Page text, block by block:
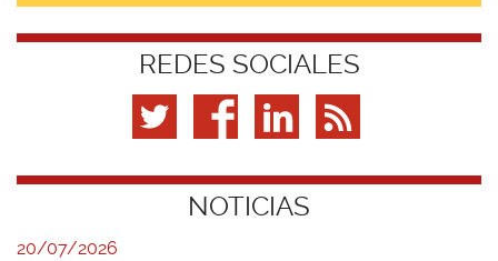
REDES SOCIALES
NOTICIAS
20/07/2026